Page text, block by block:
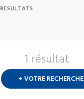
RESULTATS
1 résultat
+ VOTRE RECHERCHE